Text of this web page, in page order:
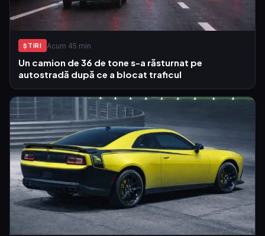
ŞTIRI Acum 45 min
Un camion de 36 de tone s-a răsturnat pe
autostradă după ce a blocat traficul